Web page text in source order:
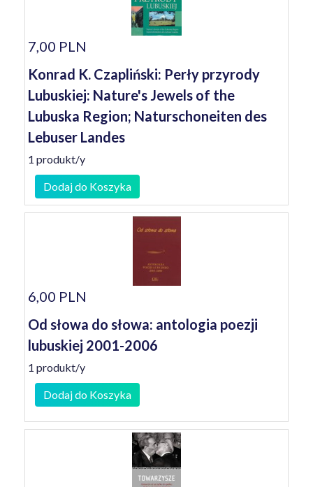
7,00 PLN
Konrad K. Czapliński: Perły przyrody
Lubuskiej: Nature's Jewels of the
Lubuska Region; Naturschoneiten des
Lebuser Landes
1 produkt/y
Dodaj do Koszyka
6,00 PLN
Od słowa do słowa: antologia poezji
lubuskiej 2001-2006
1 produkt/y
Dodaj do Koszyka